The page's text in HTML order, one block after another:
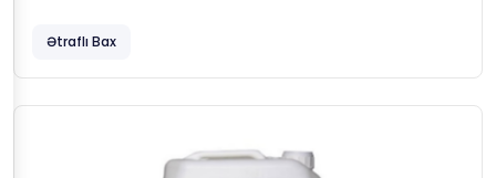
Ətraflı Bax